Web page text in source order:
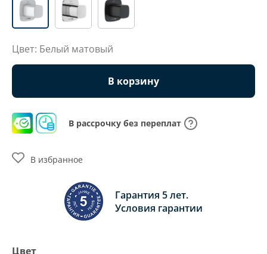
Цвет: Белый матовый
В корзину
В рассрочку без переплат
Гарантия 5 лет.
Условия гарантии
В избранное
Цвет